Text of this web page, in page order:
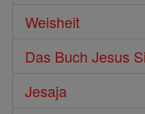
Weisheit
Das Buch Jesus
Jesaja